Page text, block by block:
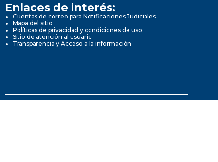
Enlaces de interés:
Cuentas de correo para Notificaciones Judiciales
Mapa del sitio
Políticas de privacidad y condiciones de uso
Sitio de atención al usuario
Transparencia y Acceso a la información